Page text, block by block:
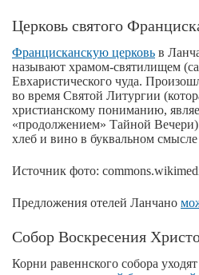
Церковь святого
Францисканскую церковь в
называют храмом-святилищем
Евхаристического чуда.
во время Святой Литургии
христианскому пониманию,
«продолжением» Тайной
хлеб и вино в буквальном
Источник фото:
Предложения отелей Ланчано
Собор Воскресения
Корни равеннского собора